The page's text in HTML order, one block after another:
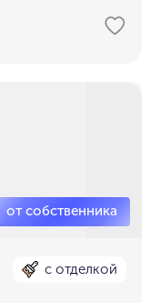
с отделкой